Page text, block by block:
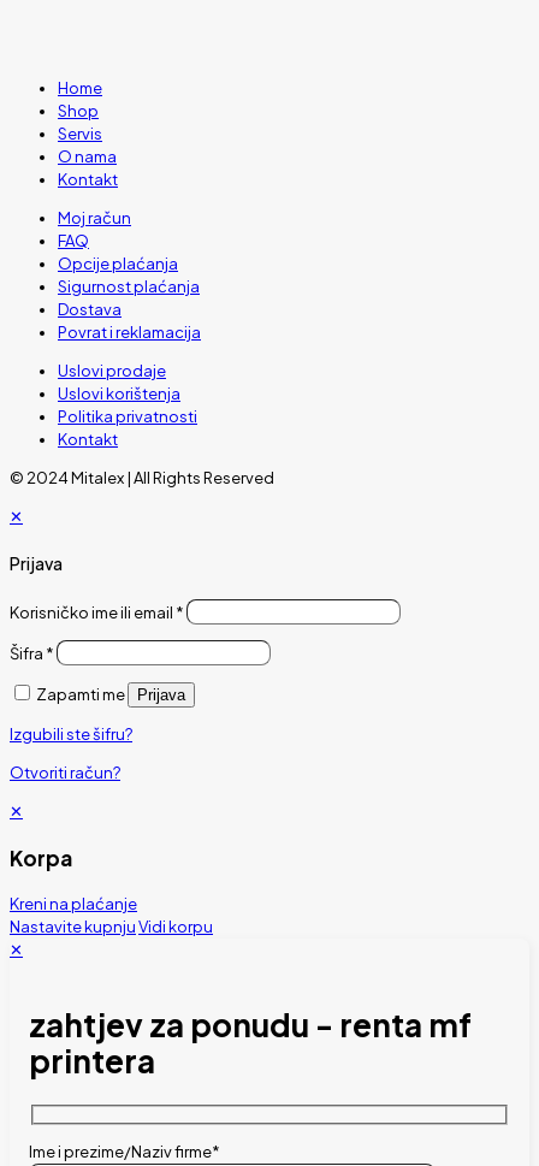
Home
Shop
Servis
O nama
Kontakt
Moj račun
FAQ
Opcije plaćanja
Sigurnost plaćanja
Dostava
Povrat i reklamacija
Uslovi prodaje
Uslovi korištenja
Politika privatnosti
Kontakt
© 2024 Mitalex | All Rights Reserved
✕
Prijava
Korisničko ime ili email *
Šifra *
Zapamti me Prijava
Izgubili ste šifru?
Otvoriti račun?
✕
Korpa
Kreni na plaćanje
Nastavite kupnjuVidi korpu
✕
zahtjev za ponudu - renta mf
printera
Ime i prezime/Naziv firme*